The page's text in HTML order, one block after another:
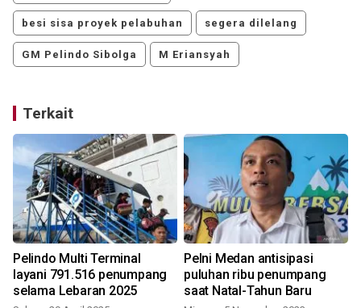
besi sisa proyek pelabuhan segera dilelang
GM Pelindo Sibolga M Eriansyah
Terkait
Pelindo Multi Terminal
layani 791.516 penumpang
selama Lebaran 2025
Pelni Medan antisipasi
puluhan ribu penumpang
saat Natal-Tahun Baru